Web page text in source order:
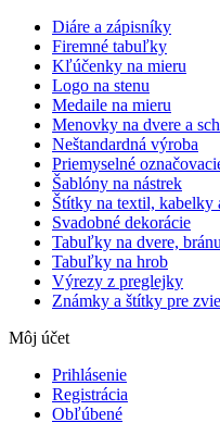
Diáre a zápisníky
Firemné tabuľky
Kľúčenky na mieru
Logo na stenu
Medaile na mieru
Menovky na dvere a
Neštandardná výroba
Priemyselné
Šablóny na nástrek
Štítky na textil, kabelky
Svadobné dekorácie
Tabuľky na dvere,
Tabuľky na hrob
Výrezy z preglejky
Známky a štítky pre
Môj účet
Prihlásenie
Registrácia
Obľúbené